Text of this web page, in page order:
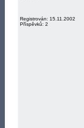
Registrován: 15.11.2002
Příspěvků: 2